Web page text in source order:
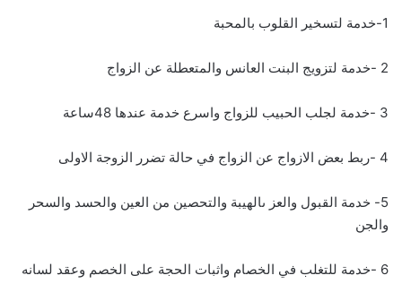
1-خدمة لتسخير القلوب بالمحبة
2 -خدمة لتزويج البنت العانس والمتعطلة عن الزواج
3 -خدمة لجلب الحبيب للزواج واسرع خدمة عندها 48ساعة
4 -ربط بعض الازواج عن الزواج في حالة تضرر الزوجة الاولى
5- خدمة القبول والعز ىالهيبة والتحصين من العين والحسد والسحر
والجن
6 -خدمة للتغلب في الخصام واثبات الحجة على الخصم وعقد لسانه